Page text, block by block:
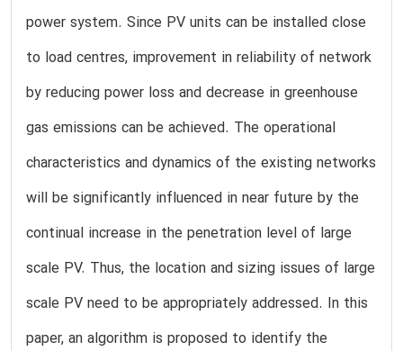
power system. Since PV units can be installed close
to load centres, improvement in reliability of network
by reducing power loss and decrease in greenhouse
gas emissions can be achieved. The operational
characteristics and dynamics of the existing networks
will be significantly influenced in near future by the
continual increase in the penetration level of large
scale PV. Thus, the location and sizing issues of large
scale PV need to be appropriately addressed. In this
paper, an algorithm is proposed to identify the